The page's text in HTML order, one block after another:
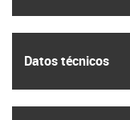
Datos técnicos